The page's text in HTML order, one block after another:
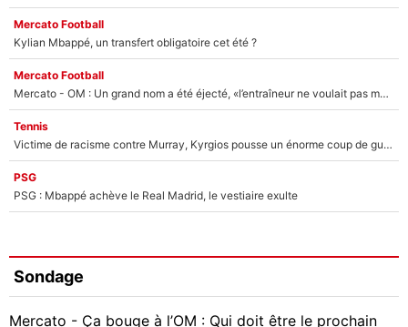
Mercato Football
Kylian Mbappé, un transfert obligatoire cet été ?
Mercato Football
Mercato - OM : Un grand nom a été éjecté, «l’entraîneur ne voulait pas me conserver»
Tennis
Victime de racisme contre Murray, Kyrgios pousse un énorme coup de gueule !
PSG
PSG : Mbappé achève le Real Madrid, le vestiaire exulte
Sondage
Mercato - Ça bouge à l’OM : Qui doit être le prochain